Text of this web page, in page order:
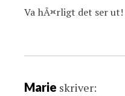
Va hÃ¤rligt det ser ut!
Marie skriver: